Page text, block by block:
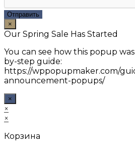
Отправить
×
Our Spring Sale Has Started
You can see how this popup
by-step guide:
https://wppopupmaker.com/
announcement-popups/
×
×
×
Корзина